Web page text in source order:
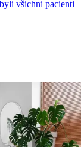
všichni pacienti